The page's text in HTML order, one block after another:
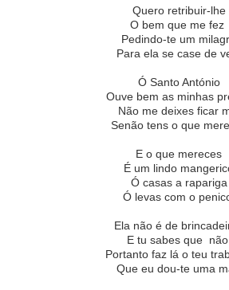
Quero retribuir-lhe
O bem que me fez
Pedindo-te um
Para ela se case de
Ó Santo António
Ouve bem as minhas
Não me deixes ficar
Senão tens o que
E o que mereces
É um lindo
Ó casas a rapariga
Ó levas com o
Ela não é de
E tu sabes que não
Portanto faz lá o teu
Que eu dou-te uma